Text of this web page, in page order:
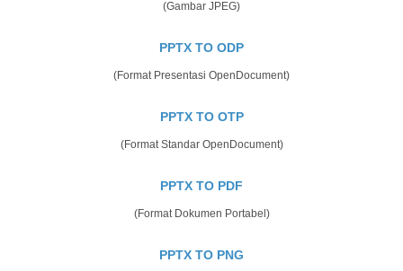
(Gambar JPEG)
PPTX TO ODP
(Format Presentasi OpenDocument)
PPTX TO OTP
(Format Standar OpenDocument)
PPTX TO PDF
(Format Dokumen Portabel)
PPTX TO PNG